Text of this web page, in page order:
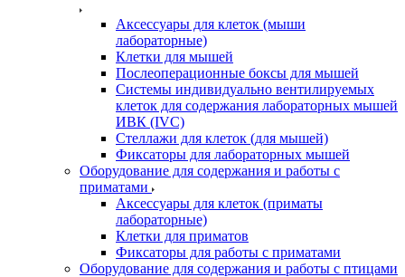
Аксессуары для клеток (мыши
лабораторные)
Клетки для мышей
Послеоперационные боксы для мышей
Системы индивидуально вентилируемых
клеток для содержания лабораторных мышей
ИВК (IVC)
Стеллажи для клеток (для мышей)
Фиксаторы для лабораторных мышей
Оборудование для содержания и работы с
приматами
Аксессуары для клеток (приматы
лабораторные)
Клетки для приматов
Фиксаторы для работы с приматами
Оборудование для содержания и работы с птицами